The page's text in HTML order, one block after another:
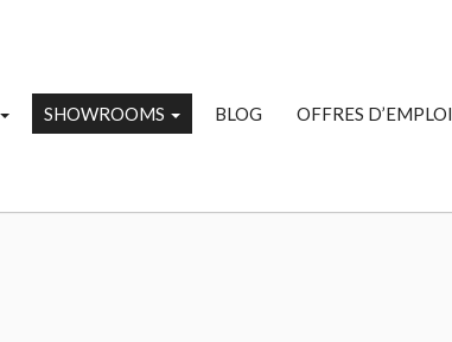
SHOWROOMS BLOG OFFRES D’EMPLOI